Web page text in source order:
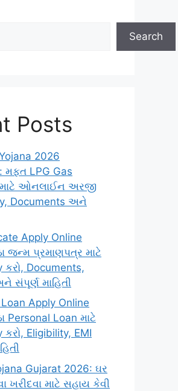
Search
Posts
2026
મફત LPG Gas
માટે ઓનલાઈન અરજી
Documents અને
Apply Online
જન્મ પ્રમાણપત્ર માટે
કરો, Documents,
સંપૂર્ણ માહિતી
Apply Online
Personal Loan માટે
કરો, Eligibility, EMI
Gujarat 2026: ઘર
ખરીદવા માટે સહાય કેવી